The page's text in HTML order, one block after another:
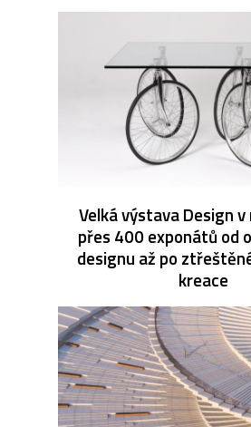
Velká výstava Design
přes 400 exponátů od
designu až po
kreace